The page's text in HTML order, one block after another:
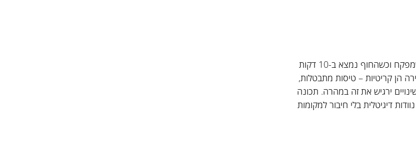
משמעת עצמית היא כנראה התכונה החשובה ביותר, כי בלי מנהל שמפקח וכשהחוף נמצא ב-10 דקות
הן קריטיות – טיסות מתבטלות,
ירגיש את זה במהרה. תכונה
דיגיטלית בלי חיבור למקומות